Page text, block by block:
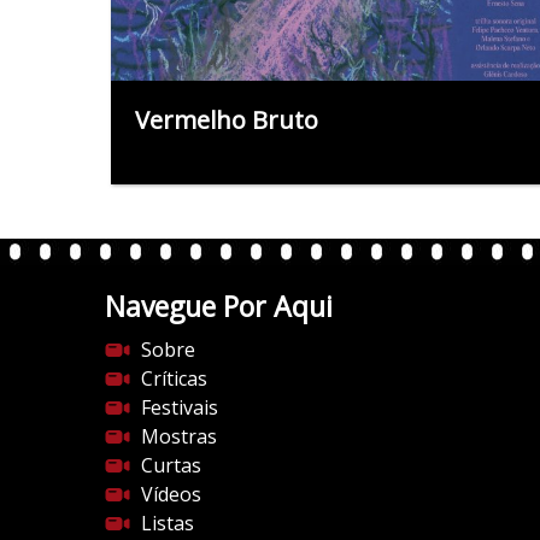
Vermelho Bruto
Navegue Por Aqui
Sobre
Críticas
Festivais
Mostras
Curtas
Vídeos
Listas